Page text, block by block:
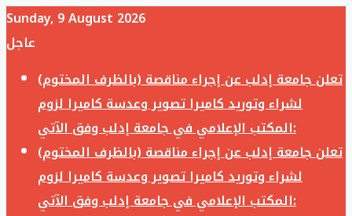
Sunday, 9 August 2026
عاجل
تعلن جامعة إدلب عن إجراء مناقصة (بالظرف المختوم)
لشراء وتوريد كاميرا تصوير وعدسة كاميرا لزوم
المكتب الإعلامي في جامعة إدلب وفق الآتي:
تعلن جامعة إدلب عن إجراء مناقصة (بالظرف المختوم)
لشراء وتوريد كاميرا تصوير وعدسة كاميرا لزوم
المكتب الإعلامي في جامعة إدلب وفق الآتي: